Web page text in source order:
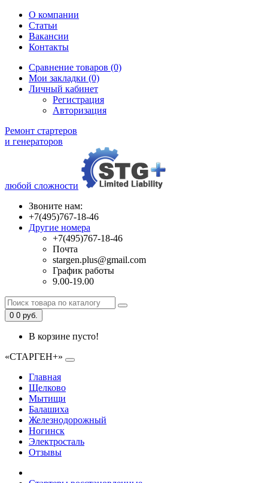
О компании
Статьи
Вакансии
Контакты
Сравнение товаров (0)
Мои закладки (0)
Личный кабинет
Регистрация
Авторизация
Ремонт стартеров
и генераторов
любой сложности
Звоните нам:
+7(495)767-18-46
Другие номера
+7(495)767-18-46
Почта
stargen.plus@gmail.com
График работы
9.00-19.00
0 0 руб.
В корзине пусто!
«СТАРГЕН+»
Главная
Щелково
Мытищи
Балашиха
Железнодорожный
Ногинск
Электросталь
Отзывы